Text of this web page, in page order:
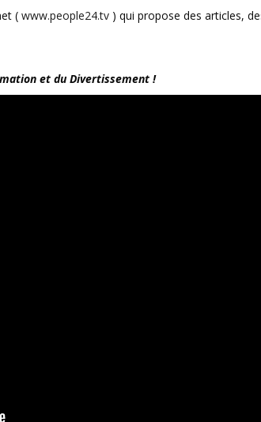
( www.people24.tv ) qui propose des articles,
et du Divertissement !